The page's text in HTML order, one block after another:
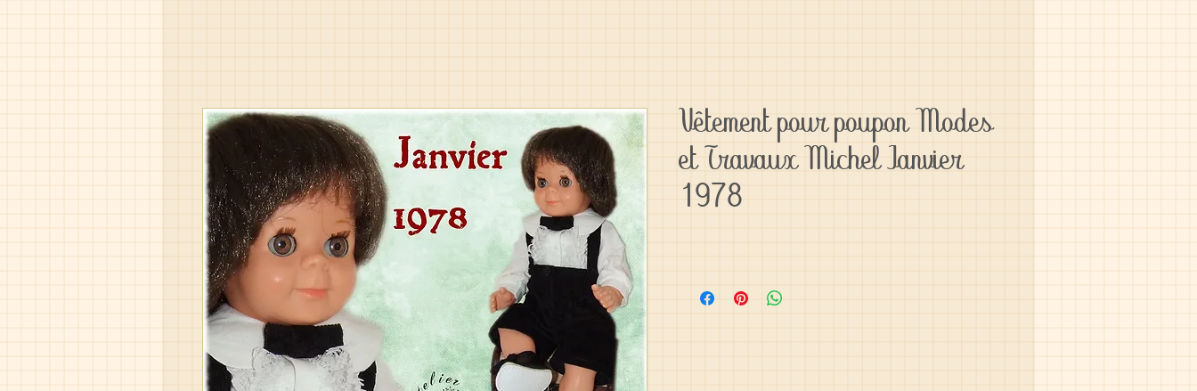
Vêtement pour poupon Modes
et Travaux Michel Janvier
1978